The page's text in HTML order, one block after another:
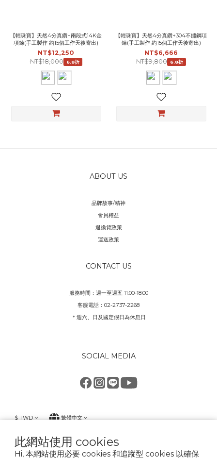
此網站使用 cookies
Hi, 本網站使用必要 cookies 和追蹤型 cookies 以確保
【輕珠寶】天然4分真鑽+兩段式14K金
項鍊(手工製作 約15個工作天後寄出)
NT$12,250
NT$18,000
6.8折
【輕珠寶】天然4分真鑽+304不鏽鋼項
鍊(手工製作 約15個工作天後寄出)
NT$6,666
NT$9,800
6.8折
ABOUT US
品牌故事/精神
會員權益
退換貨政策
運送政策
CONTACT US
服務時間：週一至週五 11:00-18:00
客服電話：02-2737-2268
＊週六、日及國定假日為休息日
SOCIAL MEDIA
$ TWD 繁體中文